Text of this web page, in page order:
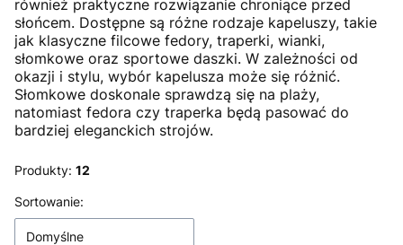
również praktyczne rozwiązanie chroniące przed
słońcem. Dostępne są różne rodzaje kapeluszy, takie
jak klasyczne filcowe fedory, traperki, wianki,
słomkowe oraz sportowe daszki. W zależności od
okazji i stylu, wybór kapelusza może się różnić.
Słomkowe doskonale sprawdzą się na plaży,
natomiast fedora czy traperka będą pasować do
bardziej eleganckich strojów.
Produkty: 12
Lista produktów
Sortowanie:
Domyślne